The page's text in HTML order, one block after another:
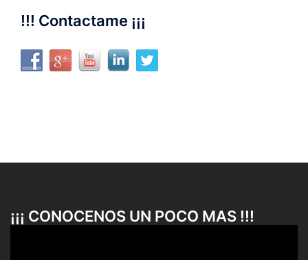
!!! Contactame ¡¡¡
¡¡¡ CONOCENOS UN POCO MAS !!!